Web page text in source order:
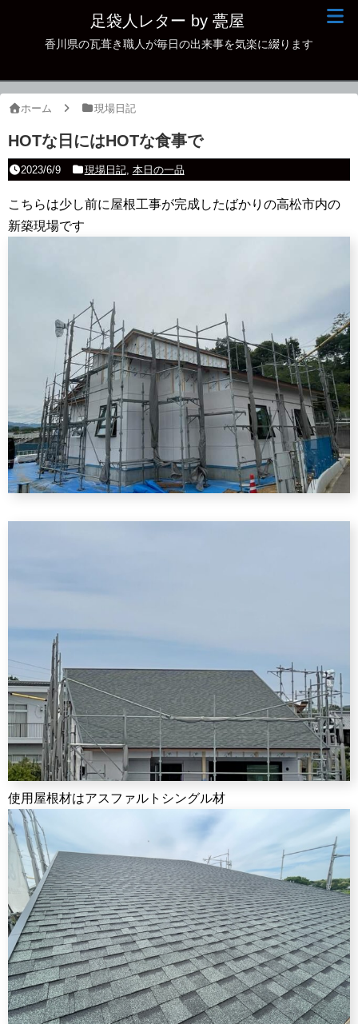
足袋人レター by 甍屋
香川県の瓦葺き職人が毎日の出来事を気楽に綴ります
ホーム 現場日記
HOTな日にはHOTな食事で
2023/6/9 現場日記, 本日の一品
こちらは少し前に屋根工事が完成したばかりの高松市内の
新築現場です
使用屋根材はアスファルトシングル材
現場日記
古瓦
本日の一品